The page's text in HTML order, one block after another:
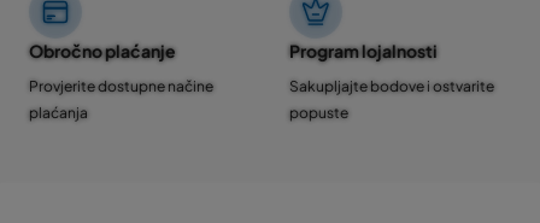
Obročno plaćanje
Provjerite dostupne načine
plaćanja
Program lojalnosti
Sakupljajte bodove i ostvarite
popuste